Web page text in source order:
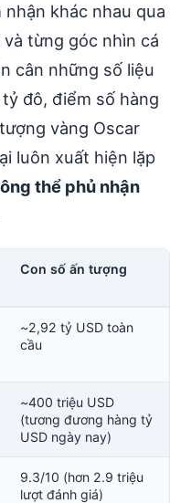
khác nhau qua
từng góc nhìn cá
cân những số liệu
đô, điểm số hàng
vàng Oscar
luôn xuất hiện lặp
thể phủ nhận
Con số ấn tượng
~2,92 tỷ USD toàn
cầu
~400 triệu USD
(tương đương hàng tỷ
USD ngày nay)
9.3/10 (hơn 2.9 triệu
lượt đánh giá)